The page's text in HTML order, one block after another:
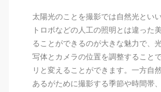
太陽光のことを撮影では自然光とい
トロボなどの人工の照明とは違った
ることができるのが大きな魅力で、
写体とカメラの位置を調整すること
リと変えることができます。一方自
あるがために撮影する季節や時間帯